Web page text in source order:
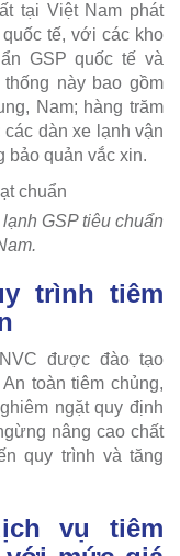
tại Việt Nam phát
tế, với các kho
GSP quốc tế và
này bao gồm
Nam; hàng trăm
các dàn xe lạnh vận
bảo quản vắc xin.
GSP tiêu chuẩn
trình tiêm
được đào tạo
toàn tiêm chủng,
ngặt quy định
nâng cao chất
quy trình và tăng
vụ tiêm